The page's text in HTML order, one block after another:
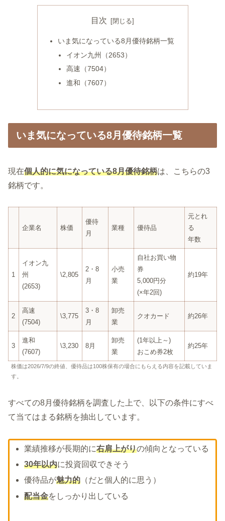
目次
いま気になっている8月優待銘柄一覧
イオン九州（2653）
高速（7504）
進和（7607）
いま気になっている8月優待銘柄一覧
現在個人的に気になっている8月優待銘柄は、こちらの3
銘柄です。
企業名 株価
優待
月
業種 優待品
元とれ
る
年数
1
イオン九
州
(2653)
\2,805
2・8
月
小売
業
自社お買い物
券
5,000円分
(×年2回)
約19年
2
高速
(7504)
\3,775
3・8
月
卸売
業
クオカード 約26年
3
進和
(7607)
\3,230 8月
卸売
業
(1年以上～)
おこめ券2枚
約25年
株価は2026/7/9の終値、優待品は100株保有の場合にもらえる内容を記載していま
す。
すべての8月優待銘柄を調査した上で、以下の条件にすべ
て当てはまる銘柄を抽出しています。
業績推移が長期的に右肩上がりの傾向となっている
30年以内に投資回収できそう
優待品が魅力的 （だと個人的に思う）
配当金をしっかり出している